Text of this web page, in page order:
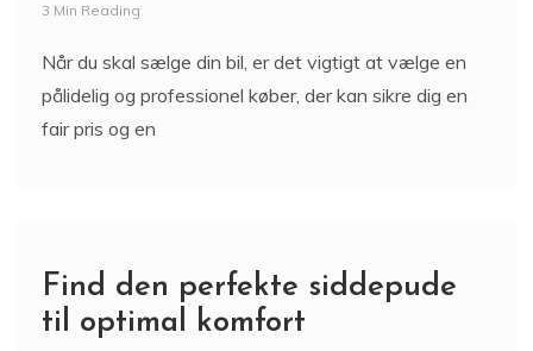
3 Min Reading
Når du skal sælge din bil, er det vigtigt at vælge en
pålidelig og professionel køber, der kan sikre dig en
fair pris og en
Find den perfekte siddepude
til optimal komfort